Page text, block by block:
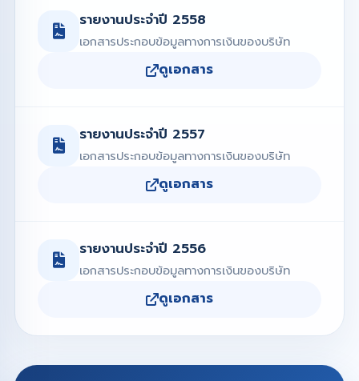
รายงานประจำปี 2558
เอกสารประกอบข้อมูลทางการเงินของบริษัท
ดูเอกสาร
รายงานประจำปี 2557
เอกสารประกอบข้อมูลทางการเงินของบริษัท
ดูเอกสาร
รายงานประจำปี 2556
เอกสารประกอบข้อมูลทางการเงินของบริษัท
ดูเอกสาร